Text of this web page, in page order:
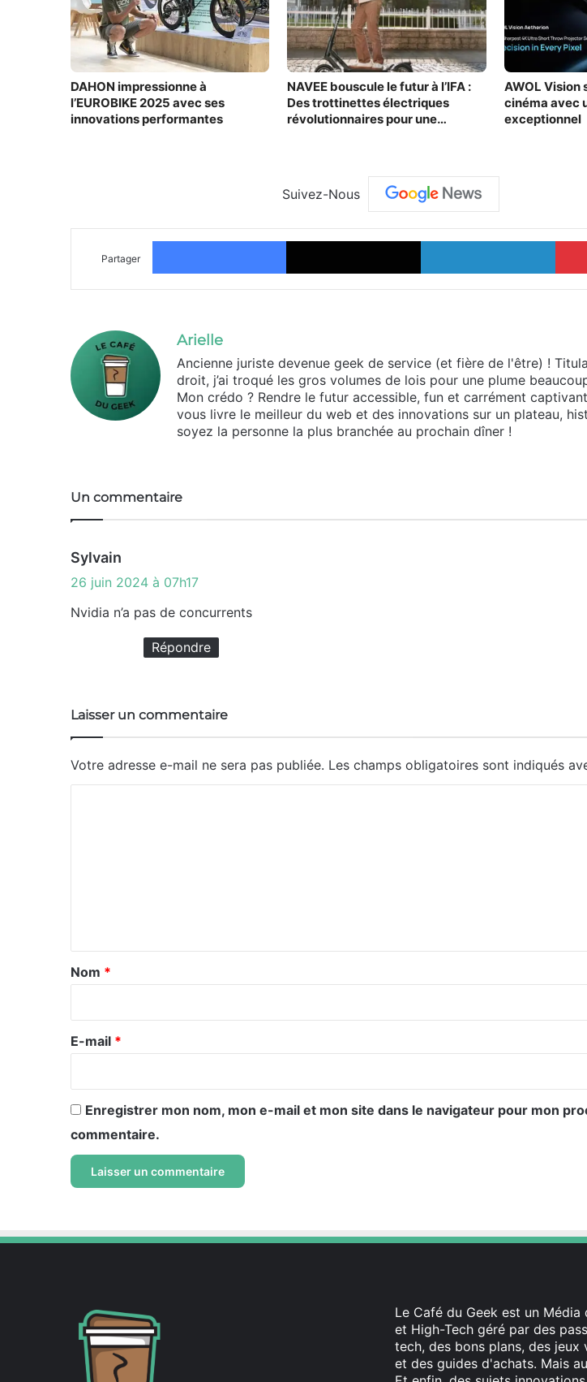
DAHON impressionne à
l’EUROBIKE 2025 avec ses
innovations performantes
NAVEE bouscule le futur à l’IFA :
Des trottinettes électriques
révolutionnaires pour une
AWOL Vision
cinéma avec
exceptionnel
Suivez-Nous
Partager
Facebook X
Arielle
Ancienne juriste devenue geek de service (et fière de l'être) !
droit, j’ai troqué les gros volumes de lois pour une plume
Mon crédo ? Rendre le futur accessible, fun et carrément
vous livre le meilleur du web et des innovations sur un plateau,
soyez la personne la plus branchée au prochain dîner !
Un commentaire
Sylvain
i
26 juin 2024 à 07h17
Nvidia n’a pas de concurrents
Répondre
Laisser un commentaire
Votre adresse e-mail ne sera pas publiée. Les champs obligatoires sont indiqués
a
r
e
Nom *
E-mail *
Enregistrer mon nom, mon e-mail et mon site dans le navigateur pour mon
commentaire.
Le Café du Geek est un
et High-Tech géré par des
tech, des bons plans, des
et des guides d'achats. Mais